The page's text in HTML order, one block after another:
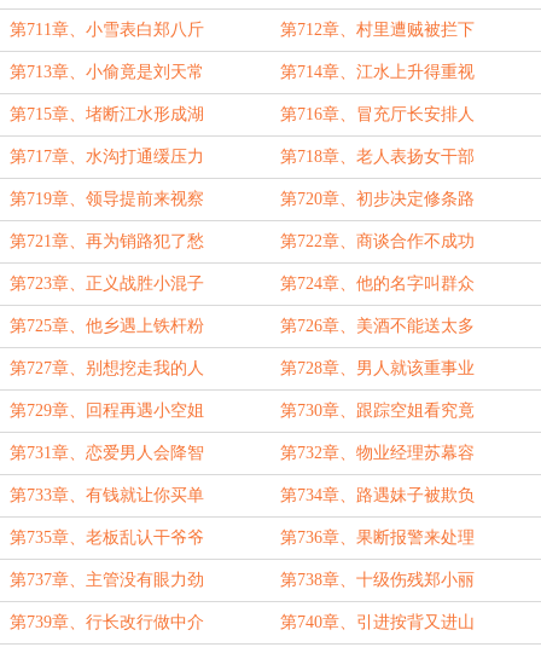
第711章、小雪表白郑八斤 第712章、村里遭贼被拦下
第713章、小偷竟是刘天常 第714章、江水上升得重视
第715章、堵断江水形成湖 第716章、冒充厅长安排人
第717章、水沟打通缓压力 第718章、老人表扬女干部
第719章、领导提前来视察 第720章、初步决定修条路
第721章、再为销路犯了愁 第722章、商谈合作不成功
第723章、正义战胜小混子 第724章、他的名字叫群众
第725章、他乡遇上铁杆粉 第726章、美酒不能送太多
第727章、别想挖走我的人 第728章、男人就该重事业
第729章、回程再遇小空姐 第730章、跟踪空姐看究竟
第731章、恋爱男人会降智 第732章、物业经理苏幕容
第733章、有钱就让你买单 第734章、路遇妹子被欺负
第735章、老板乱认干爷爷 第736章、果断报警来处理
第737章、主管没有眼力劲 第738章、十级伤残郑小丽
第739章、行长改行做中介 第740章、引进按背又进山